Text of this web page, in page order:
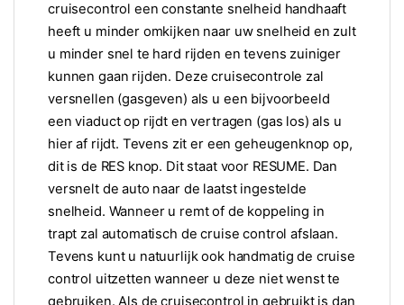
cruisecontrol een constante snelheid handhaaft
heeft u minder omkijken naar uw snelheid en zult
u minder snel te hard rijden en tevens zuiniger
kunnen gaan rijden. Deze cruisecontrole zal
versnellen (gasgeven) als u een bijvoorbeeld
een viaduct op rijdt en vertragen (gas los) als u
hier af rijdt. Tevens zit er een geheugenknop op,
dit is de RES knop. Dit staat voor RESUME. Dan
versnelt de auto naar de laatst ingestelde
snelheid. Wanneer u remt of de koppeling in
trapt zal automatisch de cruise control afslaan.
Tevens kunt u natuurlijk ook handmatig de cruise
control uitzetten wanneer u deze niet wenst te
gebruiken. Als de cruisecontrol in gebruikt is dan